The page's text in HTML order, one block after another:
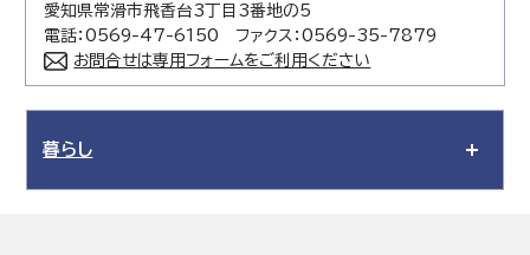
愛知県常滑市飛香台3丁目3番地の5
電話：0569-47-6150 ファクス：0569-35-7879
お問合せは専用フォームをご利用ください
暮らし